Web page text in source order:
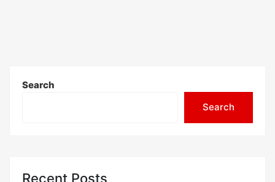
Search
Search
Recent Posts